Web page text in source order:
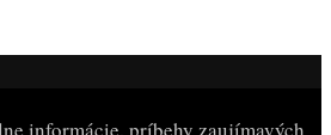
informácie, príbehy zaujímavých